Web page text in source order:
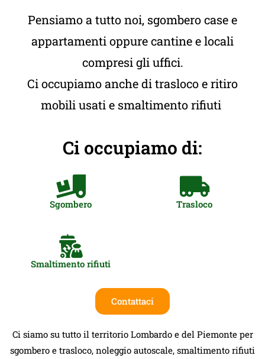
Pensiamo a tutto noi, sgombero case e
appartamenti oppure cantine e locali
compresi gli uffici.
Ci occupiamo anche di trasloco e ritiro
mobili usati e smaltimento rifiuti
Ci occupiamo di:
Sgombero Trasloco
Smaltimento rifiuti
Contattaci
Ci siamo su tutto il territorio Lombardo e del Piemonte per
sgombero e trasloco, noleggio autoscale, smaltimento rifiuti